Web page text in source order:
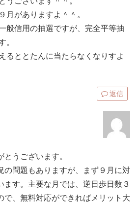
月がありますよ＾＾。
般信用の抽選ですが、完全平等抽
。
るととたんに当たらなくなりすよ
返信
うございます。
の問題もありますが、まず９月に対
ます。主要な月では、逆日歩日数３
で、無料対応ができればメリット大